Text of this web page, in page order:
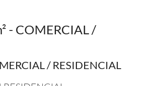
- COMERCIAL /
/ RESIDENCIAL